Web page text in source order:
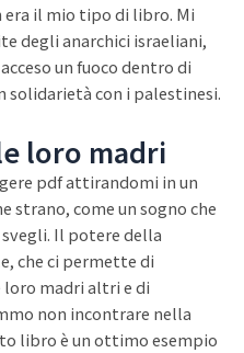
il mio tipo di libro. Mi
degli anarchici israeliani,
un fuoco dentro di
solidarietà con i palestinesi.
loro madri
pdf attirandomi in un
strano, come un sogno che
Il potere della
che ci permette di
madri altri e di
non incontrare nella
libro è un ottimo esempio